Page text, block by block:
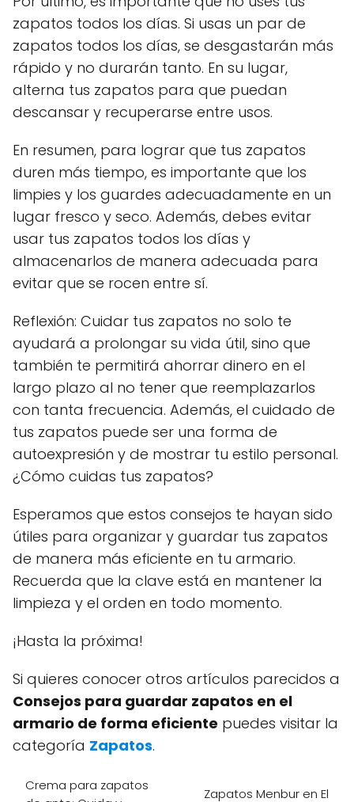
zapatos todos los días. Si usas un par de
zapatos todos los días, se desgastarán más
rápido y no durarán tanto. En su lugar,
alterna tus zapatos para que puedan
descansar y recuperarse entre usos.
En resumen, para lograr que tus zapatos
duren más tiempo, es importante que los
limpies y los guardes adecuadamente en un
lugar fresco y seco. Además, debes evitar
usar tus zapatos todos los días y
almacenarlos de manera adecuada para
evitar que se rocen entre sí.
Reflexión: Cuidar tus zapatos no solo te
ayudará a prolongar su vida útil, sino que
también te permitirá ahorrar dinero en el
largo plazo al no tener que reemplazarlos
con tanta frecuencia. Además, el cuidado de
tus zapatos puede ser una forma de
autoexpresión y de mostrar tu estilo personal.
¿Cómo cuidas tus zapatos?
Esperamos que estos consejos te hayan sido
útiles para organizar y guardar tus zapatos
de manera más eficiente en tu armario.
Recuerda que la clave está en mantener la
limpieza y el orden en todo momento.
¡Hasta la próxima!
Si quieres conocer otros artículos parecidos a
Consejos para guardar zapatos en el
armario de forma eficiente puedes visitar la
categoría Zapatos.
Crema para zapatos
Zapatos Menbur en El